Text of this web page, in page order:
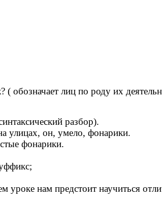
обозначает лиц по роду их
разбор).
улицах, он, умело, фонарики.
фонарики.
нам предстоит научиться